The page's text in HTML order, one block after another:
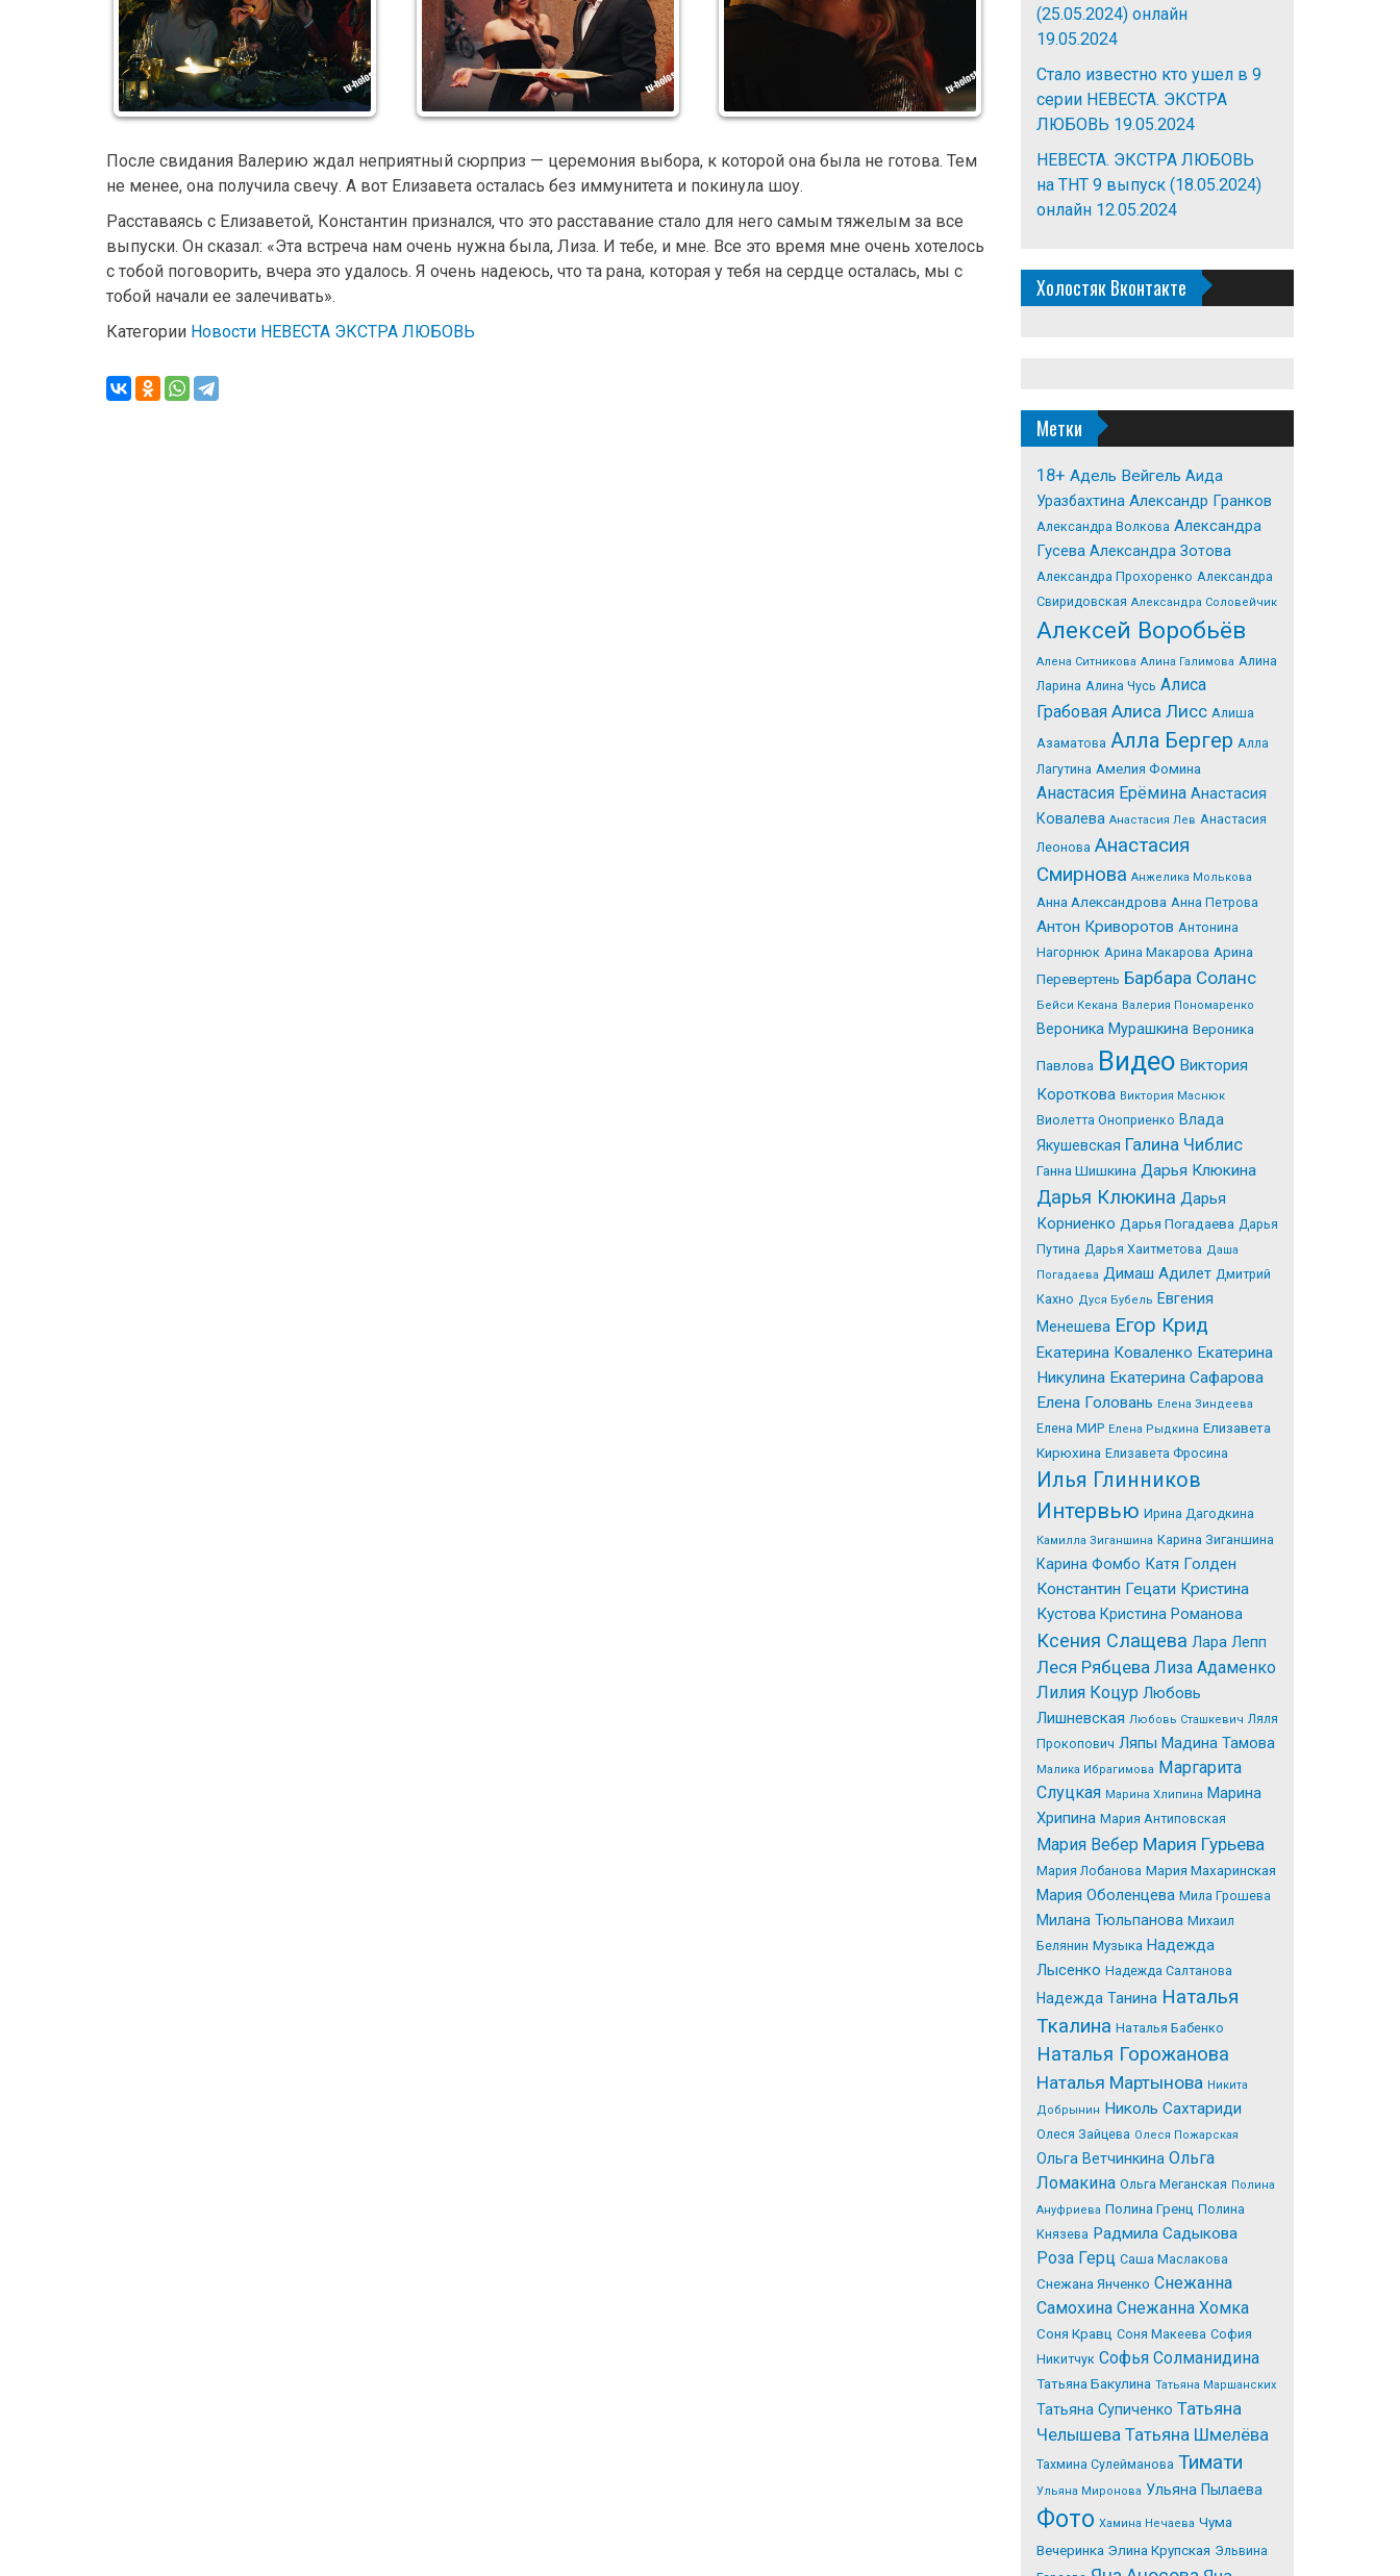
После свидания Валерию ждал неприятный сюрприз — церемония выбора, к которой она была не готова. Тем
не менее, она получила свечу. А вот Елизавета осталась без иммунитета и покинула шоу.
Расставаясь с Елизаветой, Константин признался, что это расставание стало для него самым тяжелым за все
выпуски. Он сказал: «Эта встреча нам очень нужна была, Лиза. И тебе, и мне. Все это время мне очень хотелось
с тобой поговорить, вчера это удалось. Я очень надеюсь, что та рана, которая у тебя на сердце осталась, мы с
тобой начали ее залечивать».
Категории Новости НЕВЕСТА ЭКСТРА ЛЮБОВЬ
(25.05.2024) онлайн
19.05.2024
Стало известно кто ушел в 9
серии НЕВЕСТА. ЭКСТРА
ЛЮБОВЬ 19.05.2024
НЕВЕСТА. ЭКСТРА ЛЮБОВЬ
на ТНТ 9 выпуск (18.05.2024)
онлайн 12.05.2024
Холостяк Вконтакте
Метки
18+ Адель Вейгель Аида
Уразбахтина Александр Гранков
Александра Волкова Александра
Гусева Александра Зотова
Александра Прохоренко Александра
Свиридовская Александра Соловейчик
Алексей Воробьёв
Алена Ситникова Алина Галимова Алина
Ларина Алина Чусь Алиса
Грабовая Алиса Лисс Алиша
Азаматова Алла Бергер Алла
Лагутина Амелия Фомина
Анастасия Ерёмина Анастасия
Ковалева Анастасия Лев Анастасия
Леонова Анастасия
Смирнова Анжелика Молькова
Анна Александрова Анна Петрова
Антон Криворотов Антонина
Нагорнюк Арина Макарова Арина
Перевертень Барбара Соланс
Бейси Кекана Валерия Пономаренко
Вероника Мурашкина Вероника
Павлова Видео Виктория
Короткова Виктория Маснюк
Виолетта Оноприенко Влада
Якушевская Галина Чиблис
Ганна Шишкина Дарья Клюкина
Дарья Клюкина Дарья
Корниенко Дарья Погадаева Дарья
Путина Дарья Хаитметова Даша
Погадаева Димаш Адилет Дмитрий
Кахно Дуся Бубель Евгения
Менешева Егор Крид
Екатерина Коваленко Екатерина
Никулина Екатерина Сафарова
Елена Головань Елена Зиндеева
Елена МИР Елена Рыдкина Елизавета
Кирюхина Елизавета Фросина
Илья Глинников
Интервью Ирина Дагодкина
Камилла Зиганшина Карина Зиганшина
Карина Фомбо Катя Голден
Константин Гецати Кристина
Кустова Кристина Романова
Ксения Слащева Лара Лепп
Леся Рябцева Лиза Адаменко
Лилия Коцур Любовь
Лишневская Любовь Сташкевич Ляля
Прокопович Ляпы Мадина Тамова
Малика Ибрагимова Маргарита
Слуцкая Марина Хлипина Марина
Хрипина Мария Антиповская
Мария Вебер Мария Гурьева
Мария Лобанова Мария Махаринская
Мария Оболенцева Мила Грошева
Милана Тюльпанова Михаил
Белянин Музыка Надежда
Лысенко Надежда Салтанова
Надежда Танина Наталья
Tкалина Наталья Бабенко
Наталья Горожанова
Наталья Мартынова Никита
Добрынин Николь Сахтариди
Олеся Зайцева Олеся Пожарская
Ольга Ветчинкина Ольга
Ломакина Ольга Меганская Полина
Ануфриева Полина Гренц Полина
Князева Радмила Садыкова
Роза Герц Саша Маслакова
Снежана Янченко Снежанна
Самохина Снежанна Хомка
Соня Кравц Соня Макеева София
Никитчук Софья Солманидина
Татьяна Бакулина Татьяна Маршанских
Татьяна Супиченко Татьяна
Челышева Татьяна Шмелёва
Тахмина Сулейманова Тимати
Ульяна Миронова Ульяна Пылаева
Фото Хамина Нечаева Чума
Вечеринка Элина Крупская Эльвина